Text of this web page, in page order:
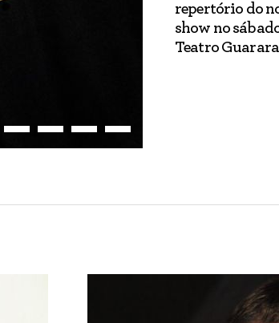
repertório do
show no
Teatro